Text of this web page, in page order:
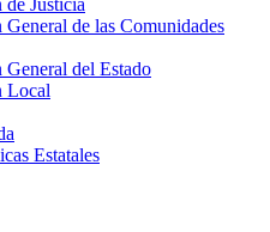
Justicia
de las Comunidades
del Estado
Local
Estatales